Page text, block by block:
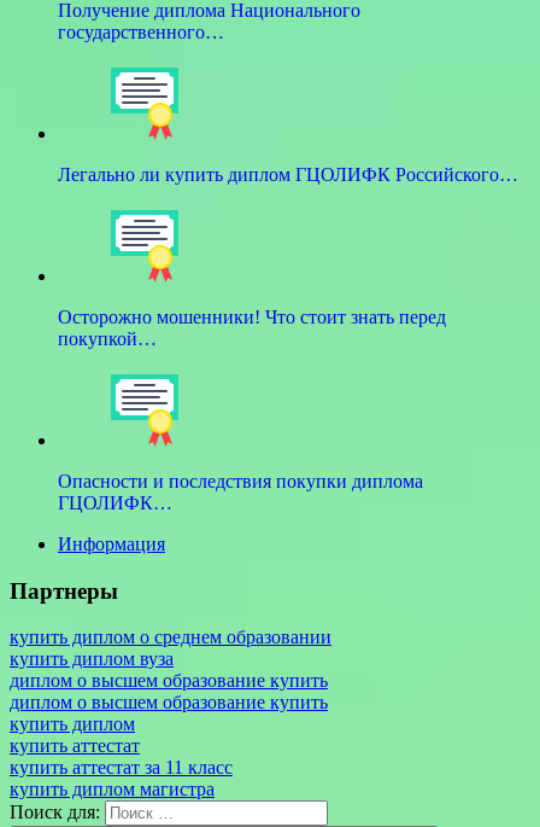
Получение диплома Национального
государственного…
Легально ли купить диплом ГЦОЛИФК Российского…
Осторожно мошенники! Что стоит знать перед
покупкой…
Опасности и последствия покупки диплома
ГЦОЛИФК…
Информация
Партнеры
купить диплом о среднем образовании
купить диплом вуза
диплом о высшем образование купить
диплом о высшем образование купить
купить диплом
купить аттестат
купить аттестат за 11 класс
купить диплом магистра
Поиск для: